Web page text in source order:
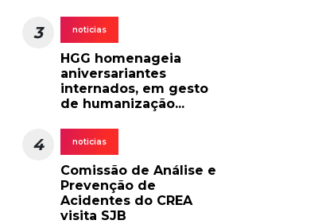
3 noticias
HGG homenageia
aniversariantes
internados, em gesto
de humanização...
4 noticias
Comissão de Análise e
Prevenção de
Acidentes do CREA
visita SJB